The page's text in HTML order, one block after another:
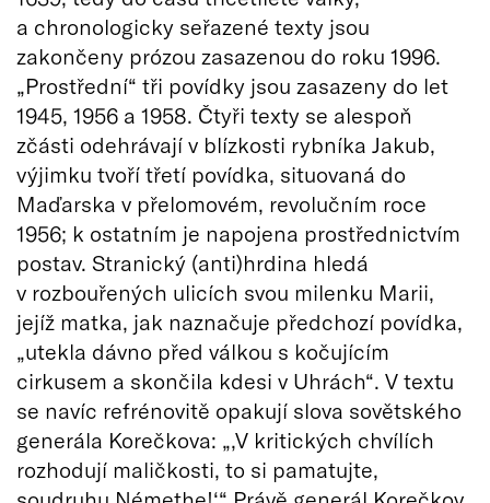
a chronologicky seřazené texty jsou
zakončeny prózou zasazenou do roku 1996.
„Prostřední“ tři povídky jsou zasazeny do let
1945, 1956 a 1958. Čtyři texty se alespoň
zčásti odehrávají v blízkosti rybníka Jakub,
výjimku tvoří třetí povídka, situovaná do
Maďarska v přelomovém, revolučním roce
1956; k ostatním je napojena prostřednictvím
postav. Stranický (anti)hrdina hledá
v rozbouřených ulicích svou milenku Marii,
jejíž matka, jak naznačuje předchozí povídka,
„utekla dávno před válkou s kočujícím
cirkusem a skončila kdesi v Uhrách“. V textu
se navíc refrénovitě opakují slova sovětského
generála Korečkova: „‚V kritických chvílích
rozhodují maličkosti, to si pamatujte,